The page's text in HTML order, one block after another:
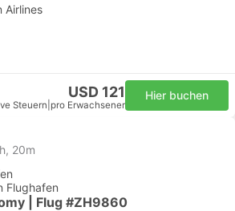
Airlines
USD 121
Steuern pro Erwachsener
Hier buchen
20m
Flughafen
| Flug #ZH9860